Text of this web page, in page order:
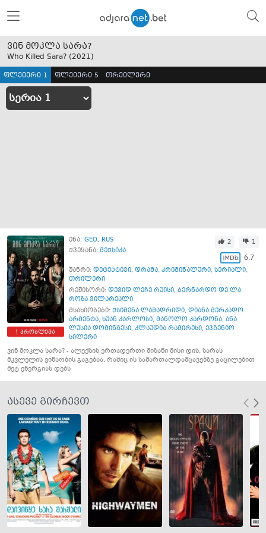
ვინ მოკლა სარა?
Who Killed Sara? (2021)
ფლეიერი 1 ფლეიერი 5 თრეილერი
პრობლემა
ენა: GEO RUS
ქვეყანა: მექსიკა
2 1
6.7
ჟანრი: დეტექტივი, დრამა, კრიმინალური, სერიალი,
თრილერი
რეჟისორი: დევიდ ლეჩე რუისი, ბერნარდო დე ლა
როზა ვილარეალი
მსახიობები: ქსიმენა ლამადრიდი, დიანა მერკადო
არმენტა, ხუან კარლოსი, მანოლო კარდონა, ანა
ლუსია დომინგესი, კლაუდია რამირესი, ევგენიო
სილერი
ვინ მოკლა სარა? - ალექსის ერთადერთი მიზანი მისი დის, სარას
მკვლელის ვინაობის გაგებაა, რაშიც ის სამართალდამცავებზე გაცილებით
მეტ ენერგიას დებს
ასევე გირჩევთ